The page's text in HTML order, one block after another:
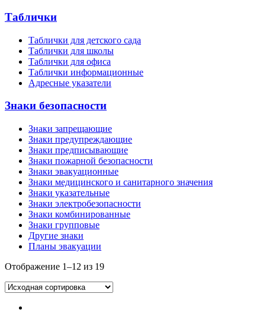
Таблички
Таблички для детского сада
Таблички для школы
Таблички для офиса
Таблички информационные
Адресные указатели
Знаки безопасности
Знаки запрещающие
Знаки предупреждающие
Знаки предписывающие
Знаки пожарной безопасности
Знаки эвакуационные
Знаки медицинского и санитарного значения
Знаки указательные
Знаки электробезопасности
Знаки комбинированные
Знаки групповые
Другие знаки
Планы эвакуации
Отображение 1–12 из 19